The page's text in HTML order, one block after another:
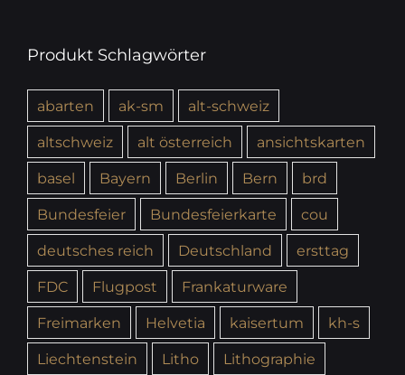
Produkt Schlagwörter
abarten ak-sm
alt-schweiz
altschweiz
alt österreich
ansichtskarten
basel
Bayern Berlin Bern
brd
Bundesfeier
Bundesfeierkarte
cou
deutsches reich
Deutschland
ersttag
FDC
Flugpost
Frankaturware
Freimarken
Helvetia kaisertum
kh-s
Liechtenstein
Litho
Lithographie